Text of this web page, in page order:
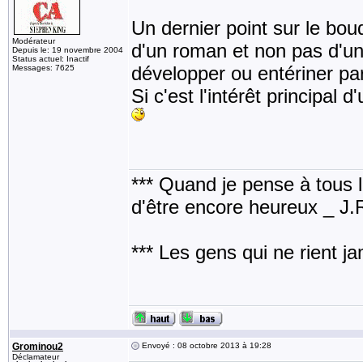
Modérateur
Depuis le: 19 novembre 2004
Status actuel: Inactif
Messages: 7625
Un dernier point sur le
d'un roman et non pas
développer ou entériner
Si c'est l'intérêt principal
*** Quand je pense à tous
d'être encore heureux _
*** Les gens qui ne rient
Grominou2
Déclamateur
Envoyé : 08 octobre 2013 à 19:28